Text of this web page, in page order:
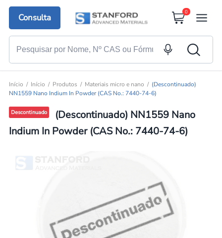
Consulta
0
Início Início Produtos Materiais micro e nano
(Descontinuado)
NN1559 Nano Indium In Powder (CAS No.: 7440-74-6)
Descontinuado
(Descontinuado) NN1559 Nano
Indium In Powder (CAS No.: 7440-74-6)